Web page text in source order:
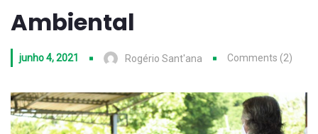
Ambiental
junho 4, 2021 Rogério Sant'ana Comments (2)